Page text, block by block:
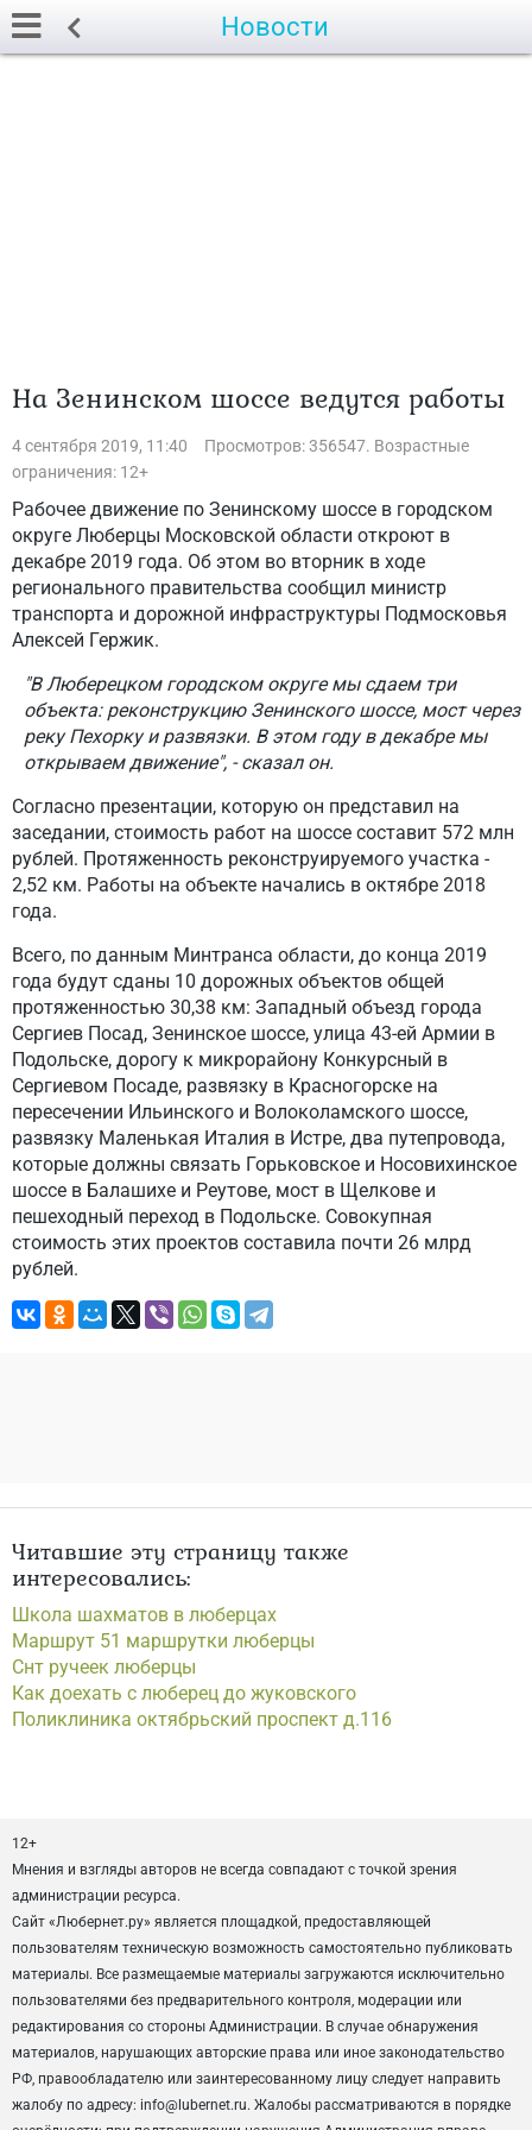
Новости
На Зенинском шоссе ведутся работы
4 сентября 2019, 11:40
Просмотров: 356547. Возрастные
ограничения: 12+
Рабочее движение по Зенинскому шоссе в городском
округе Люберцы Московской области откроют в
декабре 2019 года. Об этом во вторник в ходе
регионального правительства сообщил министр
транспорта и дорожной инфраструктуры Подмосковья
Алексей Гержик.
"В Люберецком городском округе мы сдаем три
объекта: реконструкцию Зенинского шоссе, мост через
реку Пехорку и развязки. В этом году в декабре мы
открываем движение", - сказал он.
Согласно презентации, которую он представил на
заседании, стоимость работ на шоссе составит 572 млн
рублей. Протяженность реконструируемого участка -
2,52 км. Работы на объекте начались в октябре 2018
года.
Всего, по данным Минтранса области, до конца 2019
года будут сданы 10 дорожных объектов общей
протяженностью 30,38 км: Западный объезд города
Сергиев Посад, Зенинское шоссе, улица 43-ей Армии в
Подольске, дорогу к микрорайону Конкурсный в
Сергиевом Посаде, развязку в Красногорске на
пересечении Ильинского и Волоколамского шоссе,
развязку Маленькая Италия в Истре, два путепровода,
которые должны связать Горьковское и Носовихинское
шоссе в Балашихе и Реутове, мост в Щелкове и
пешеходный переход в Подольске. Совокупная
стоимость этих проектов составила почти 26 млрд
рублей.
Читавшие эту страницу также
интересовались:
Школа шахматов в люберцах
Маршрут 51 маршрутки люберцы
Снт ручеек люберцы
Как доехать с люберец до жуковского
Поликлиника октябрьский проспект д.116
12+
Мнения и взгляды авторов не всегда совпадают с точкой зрения
администрации ресурса.
Сайт «Любернет.ру» является площадкой, предоставляющей
пользователям техническую возможность самостоятельно публиковать
материалы. Все размещаемые материалы загружаются исключительно
пользователями без предварительного контроля, модерации или
редактирования со стороны Администрации. В случае обнаружения
материалов, нарушающих авторские права или иное законодательство
РФ, правообладателю или заинтересованному лицу следует направить
жалобу по адресу: info@lubernet.ru. Жалобы рассматриваются в порядке